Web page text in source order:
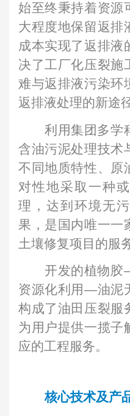
始至终秉持着资源
大程度地保留返排
成本实现了返排液
决了工厂化压裂施
难与返排液污染环
返排液处理的新途径
利用集团多学
含油污泥处理技术
不同地质特性、原
对性地采取一种
理，达到环境无
果，是国内唯一一
土壤修复项目的服
开发的植物
资源化利用—油泥
构成了油田压裂服
为用户提供一揽子
应的工程服务。
核心技术及产